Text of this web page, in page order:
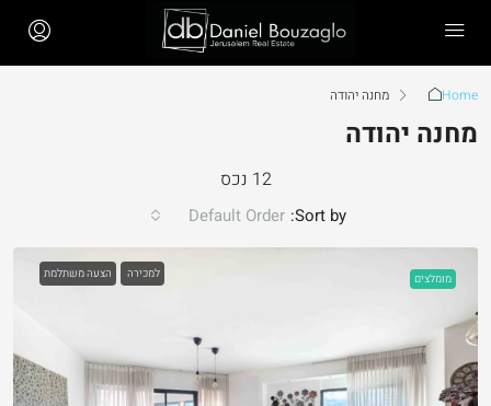
Home מחנה יהודה
מחנה יהודה
12 נכס
Sort by:
Default Order
מומלצים למכירה הצעה משתלמת